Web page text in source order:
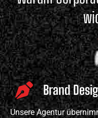
Brand
Unsere Agentur